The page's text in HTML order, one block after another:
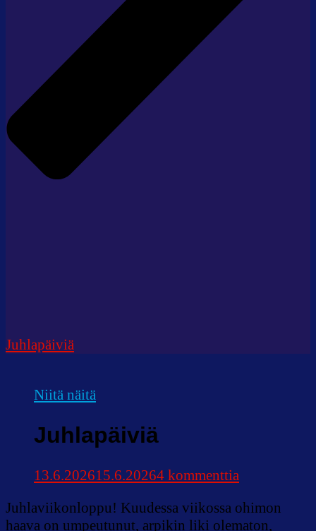
Juhlapäiviä
Niitä näitä
Juhlapäiviä
13.6.202615.6.20264 kommenttia
Juhlaviikonloppu! Kuudessa viikossa ohimon
haava on umpeutunut, arpikin liki olematon,